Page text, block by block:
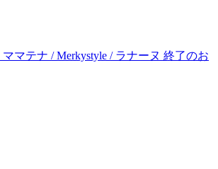
ママテナ / Merkystyle / ラナーヌ 終了のお